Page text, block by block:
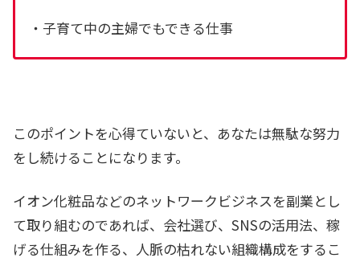
・子育て中の主婦でもできる仕事
このポイントを心得ていないと、あなたは無駄な努力
をし続けることになります。
イオン化粧品などのネットワークビジネスを副業とし
て取り組むのであれば、会社選び、SNSの活用法、稼
げる仕組みを作る、人脈の枯れない組織構成をするこ